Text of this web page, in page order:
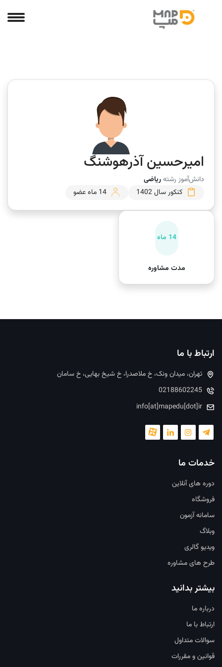
امیرحسین آذرهوشنگ
دانش‌آموز رشتهریاضی
کنکور سال 1402
14 ماه عضو
14 ماه
مدت مشاوره
ارتباط با ما
تهران، میدان ونک، خ ملاصدرا، خ شیخ بهایی، خ سامان
02188602245
info[at]mapedu[dot]ir
خدمات ما
دوره های آنلاین
فروشگاه
سامانه آزمون
وبلاگ
ویدیو گالری
طرح های مشاوره
بیشتر بدانید
درباره ما
ارتباط با ما
سوالات متداول
قوانین و مقررات